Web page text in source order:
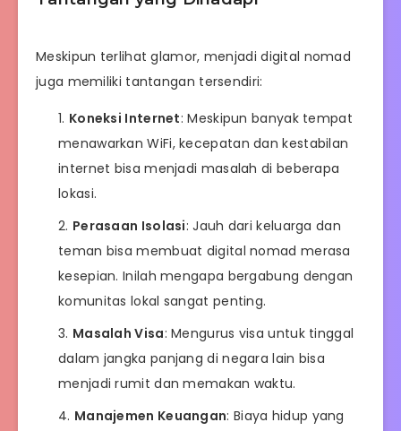
Meskipun terlihat glamor, menjadi digital nomad
juga memiliki tantangan tersendiri:
Koneksi Internet: Meskipun banyak tempat
menawarkan WiFi, kecepatan dan kestabilan
internet bisa menjadi masalah di beberapa
lokasi.
Perasaan Isolasi: Jauh dari keluarga dan
teman bisa membuat digital nomad merasa
kesepian. Inilah mengapa bergabung dengan
komunitas lokal sangat penting.
Masalah Visa: Mengurus visa untuk tinggal
dalam jangka panjang di negara lain bisa
menjadi rumit dan memakan waktu.
Manajemen Keuangan: Biaya hidup yang